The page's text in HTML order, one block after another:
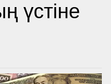
үстіне